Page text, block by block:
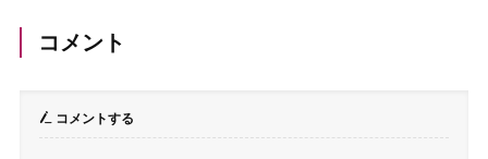
コメント
コメントする